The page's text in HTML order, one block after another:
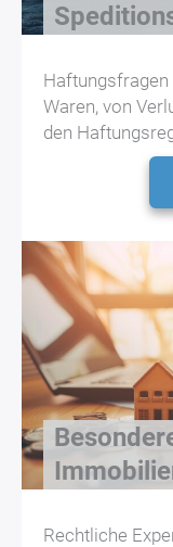
Haftungsfragen
Waren, von
den
Rechtliche